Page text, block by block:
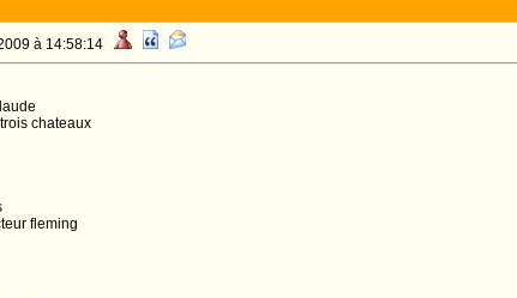
à 14:58:14
chateaux
fleming